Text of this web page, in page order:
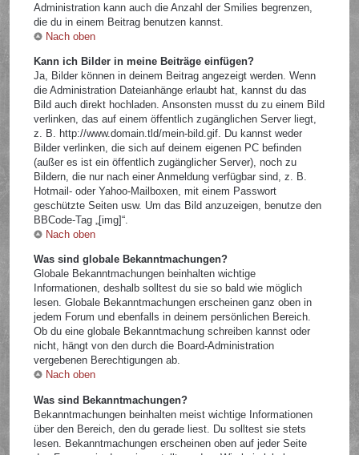
Administration kann auch die Anzahl der Smilies begrenzen,
die du in einem Beitrag benutzen kannst.
Nach oben
Kann ich Bilder in meine Beiträge einfügen?
Ja, Bilder können in deinem Beitrag angezeigt werden. Wenn
die Administration Dateianhänge erlaubt hat, kannst du das
Bild auch direkt hochladen. Ansonsten musst du zu einem Bild
verlinken, das auf einem öffentlich zugänglichen Server liegt,
z. B. http://www.domain.tld/mein-bild.gif. Du kannst weder
Bilder verlinken, die sich auf deinem eigenen PC befinden
(außer es ist ein öffentlich zugänglicher Server), noch zu
Bildern, die nur nach einer Anmeldung verfügbar sind, z. B.
Hotmail- oder Yahoo-Mailboxen, mit einem Passwort
geschützte Seiten usw. Um das Bild anzuzeigen, benutze den
BBCode-Tag „[img]“.
Nach oben
Was sind globale Bekanntmachungen?
Globale Bekanntmachungen beinhalten wichtige
Informationen, deshalb solltest du sie so bald wie möglich
lesen. Globale Bekanntmachungen erscheinen ganz oben in
jedem Forum und ebenfalls in deinem persönlichen Bereich.
Ob du eine globale Bekanntmachung schreiben kannst oder
nicht, hängt von den durch die Board-Administration
vergebenen Berechtigungen ab.
Nach oben
Was sind Bekanntmachungen?
Bekanntmachungen beinhalten meist wichtige Informationen
über den Bereich, den du gerade liest. Du solltest sie stets
lesen. Bekanntmachungen erscheinen oben auf jeder Seite